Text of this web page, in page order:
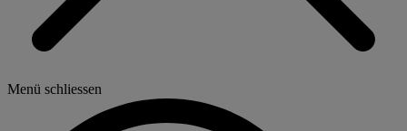
Menü schliessen